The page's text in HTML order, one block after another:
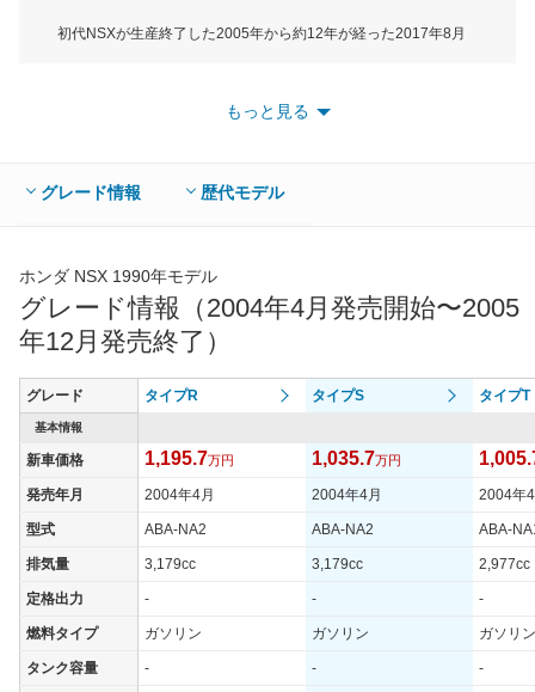
初代NSXが生産終了した2005年から約12年が経った2017年8月
イズは全長4490mm×全幅1940mm×全高1215mmでＤセグメント
採用し、軽量かつ高い剛性そして衝突安全性を実現している。エ
クステリアデザインは安定性を高めるダウンフォースの発生やパ
による高い視認性を実現したメーターや直感的なインターフェー
スによってドライバーが運転に集中できるように工夫されてい
る。搭載されるパワーユニットは3.5LV6ツインターボエンジンに
高効率・高出力の3モーターハイブリッドシステム「スポーツハ
イブリッド SH-AWD」をミッドに搭載。２つのモーターをフロン
ト左右に独立して配置するため、トルクベクタリングが可能だ。
組み合わされるミッションは９速デュアルクラッチトランスミッ
ションで、駆動方式はMRとなる。最高出力373kW（507ps）を
る。オールアルミ製のサスペンションや大型のブレーキシステム
により、高い運動性能を実現。さらに市街地からサーキットまで
様々な走行シーンに合わせて、エンジンやモーター、ミッション
などを制御するインテリジェントダイナミックシステムを採用し
ナンスはメーカーが認定したNSXパフォーマンスディーラーのみ
で扱う。
もっと見る
グレード情報 歴代モデル
ホンダ NSX 1990年モデル
グレード情報（2004年4月発売開始〜2005
年12月発売終了）
グレード タイプR タイプS タイプT
基本情報
新車価格 1,195.7万円 1,035.7万円
発売年月 2004年4月 2004年4月 2004年
型式 ABA-NA2 ABA-NA2 ABA-
排気量 3,179cc 3,179cc 2,977cc
定格出力 - - -
燃料タイプ ガソリン ガソリン ガソリン
タンク容量 - - -